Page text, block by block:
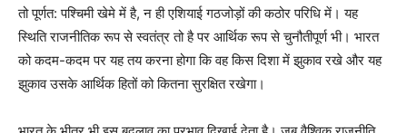
तो पूर्णत: पश्चिमी खेमे में है, न ही एशियाई गठजोड़ों की कठोर परिधि में। यह
स्थिति राजनीतिक रूप से स्वतंत्र तो है पर आर्थिक रूप से चुनौतीपूर्ण भी। भारत
को कदम-कदम पर यह तय करना होगा कि वह किस दिशा में झुकाव रखे और यह
झुकाव उसके आर्थिक हितों को कितना सुरक्षित रखेगा।